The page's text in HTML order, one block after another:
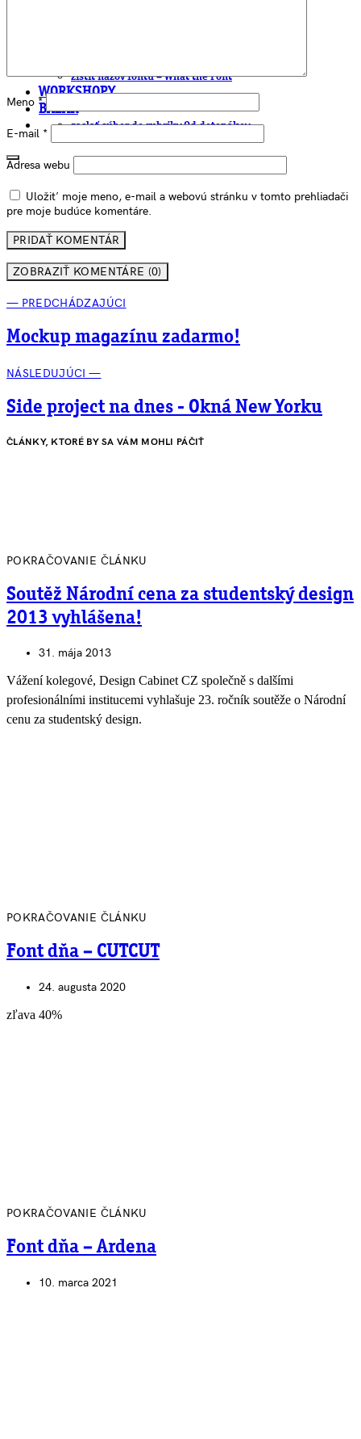
zistiť názov fontu – What the Font
WORKSHOPY
BAZÁR
zaslať súbor do rubriky Od detepákov
Meno *
E-mail *
Adresa webu
Uložiť moje meno, e-mail a webovú stránku v tomto prehliadači
pre moje budúce komentáre.
ZOBRAZIŤ KOMENTÁRE (0)
— PREDCHÁDZAJÚCI
Mockup magazínu zadarmo!
NÁSLEDUJÚCI —
Side project na dnes - Okná New Yorku
ČLÁNKY, KTORÉ BY SA VÁM MOHLI PÁČIŤ
POKRAČOVANIE ČLÁNKU
Soutěž Národní cena za studentský design
2013 vyhlášena!
31. mája 2013
Vážení kolegové, Design Cabinet CZ společně s dalšími
profesionálními institucemi vyhlašuje 23. ročník soutěže o Národní
cenu za studentský design.
POKRAČOVANIE ČLÁNKU
Font dňa – CUTCUT
24. augusta 2020
zľava 40%
POKRAČOVANIE ČLÁNKU
Font dňa – Ardena
10. marca 2021